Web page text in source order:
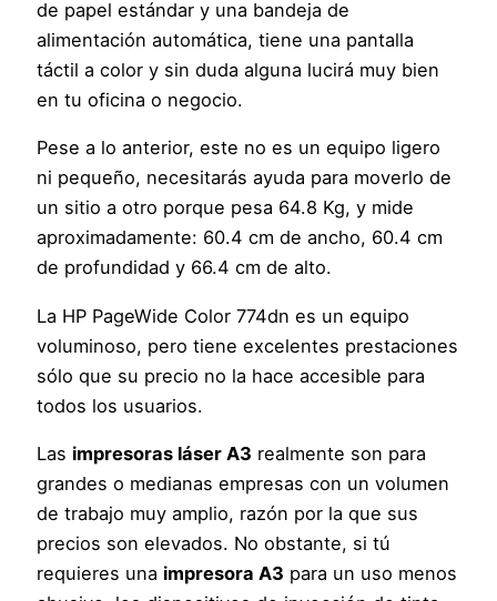
de papel estándar y una bandeja de
alimentación automática, tiene una pantalla
táctil a color y sin duda alguna lucirá muy bien
en tu oficina o negocio.
Pese a lo anterior, este no es un equipo ligero
ni pequeño, necesitarás ayuda para moverlo de
un sitio a otro porque pesa 64.8 Kg, y mide
aproximadamente: 60.4 cm de ancho, 60.4 cm
de profundidad y 66.4 cm de alto.
La HP PageWide Color 774dn es un equipo
voluminoso, pero tiene excelentes prestaciones
sólo que su precio no la hace accesible para
todos los usuarios.
Las impresoras láser A3 realmente son para
grandes o medianas empresas con un volumen
de trabajo muy amplio, razón por la que sus
precios son elevados. No obstante, si tú
requieres una impresora A3 para un uso menos